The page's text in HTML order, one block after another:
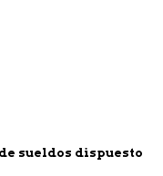
sueldos dispuesto